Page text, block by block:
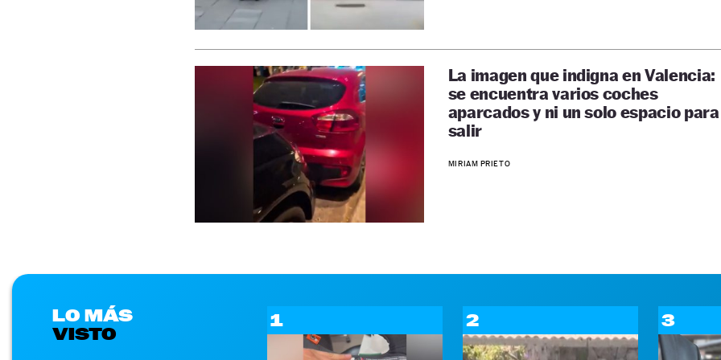
La imagen que indigna en Valencia:
se encuentra varios coches
aparcados y ni un solo espacio para
salir
MIRIAM PRIETO
LO MÁS
VISTO
1 2 3